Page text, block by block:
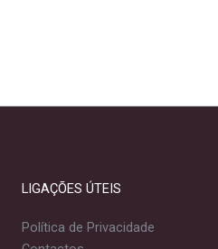
LIGAÇÕES ÚTEIS
Política de Privacidade